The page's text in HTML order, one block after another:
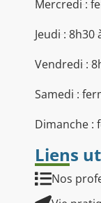
Mercredi :
Jeudi : 8h30
Vendredi :
Samedi :
Dimanche :
Liens
Nos